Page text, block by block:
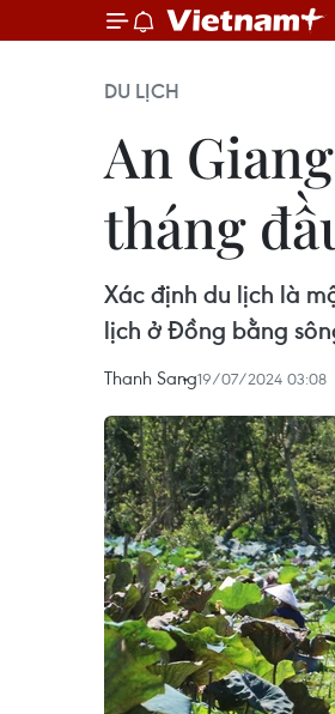
DU LỊCH
An
tháng
Xác định du lịch là
lịch ở Đồng bằng
Thanh Sang19/07/2024 03:08